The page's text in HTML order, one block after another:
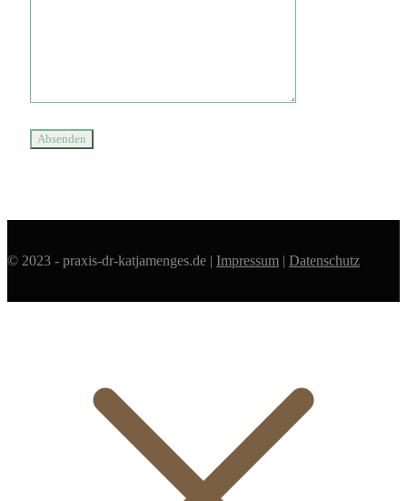
© 2023 - praxis-dr-katjamenges.de | Impressum | Datenschutz